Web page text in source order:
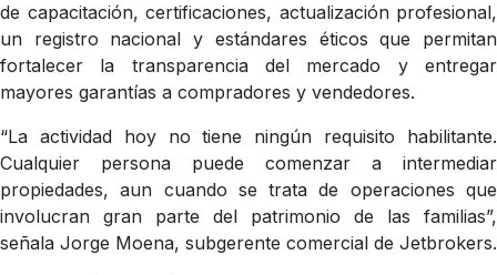
de capacitación, certificaciones, actualización profesional,
un registro nacional y estándares éticos que permitan
fortalecer la transparencia del mercado y entregar
mayores garantías a compradores y vendedores.
“La actividad hoy no tiene ningún requisito habilitante.
Cualquier persona puede comenzar a intermediar
propiedades, aun cuando se trata de operaciones que
involucran gran parte del patrimonio de las familias”,
señala Jorge Moena, subgerente comercial de Jetbrokers.